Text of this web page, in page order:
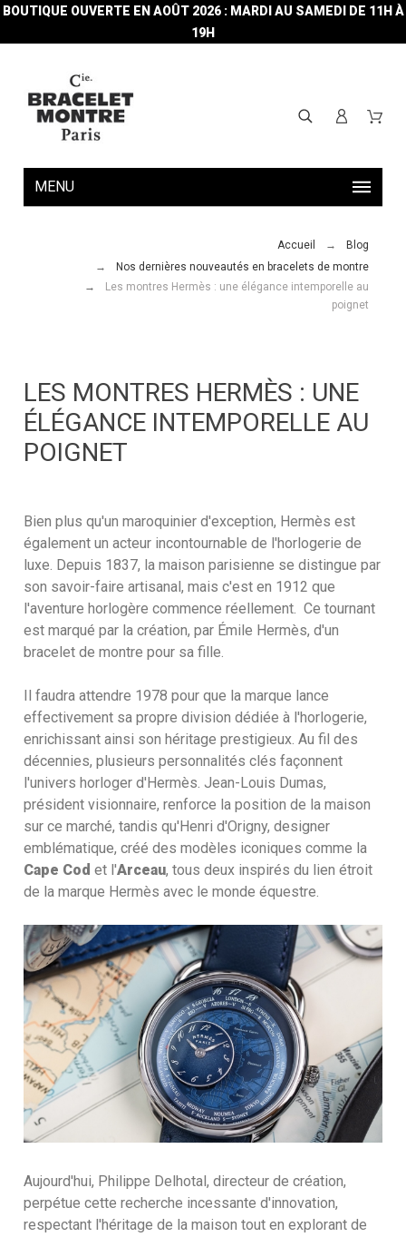
BOUTIQUE OUVERTE EN AOÛT 2026 : MARDI AU SAMEDI DE 11H À
19H
MENU
Accueil
Blog
Nos dernières nouveautés en bracelets de montre
Les montres Hermès : une élégance intemporelle au
poignet
LES MONTRES HERMÈS : UNE
ÉLÉGANCE INTEMPORELLE AU
POIGNET
Bien plus qu'un maroquinier d'exception, Hermès est
également un acteur incontournable de l'horlogerie de
luxe. Depuis 1837, la maison parisienne se distingue par
son savoir-faire artisanal, mais c'est en 1912 que
l'aventure horlogère commence réellement. Ce tournant
est marqué par la création, par Émile Hermès, d'un
bracelet de montre pour sa fille.
Il faudra attendre 1978 pour que la marque lance
effectivement sa propre division dédiée à l'horlogerie,
enrichissant ainsi son héritage prestigieux. Au fil des
décennies, plusieurs personnalités clés façonnent
l'univers horloger d'Hermès. Jean-Louis Dumas,
président visionnaire, renforce la position de la maison
sur ce marché, tandis qu'Henri d'Origny, designer
emblématique, créé des modèles iconiques comme la
Cape Cod et l'Arceau, tous deux inspirés du lien étroit
de la marque Hermès avec le monde équestre.
Aujourd'hui, Philippe Delhotal, directeur de création,
perpétue cette recherche incessante d'innovation,
respectant l'héritage de la maison tout en explorant de